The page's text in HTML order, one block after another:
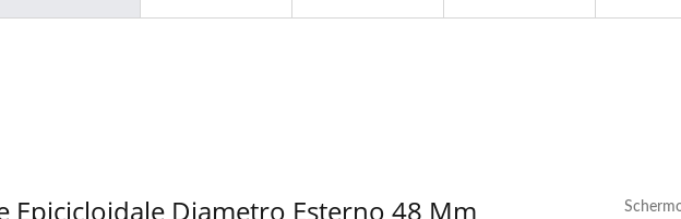
Epicicloidale Diametro Esterno 48 Mm
Mm
Motori A Ingranaggi
Diametro Esterno Di